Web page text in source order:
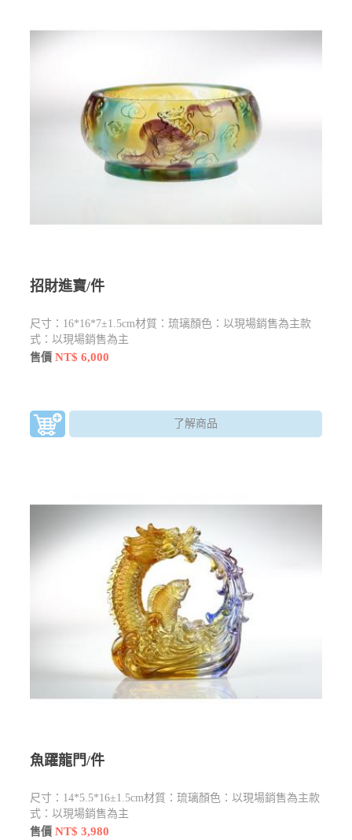
招財進寶/件
尺寸：16*16*7±1.5cm材質：琉璃顏色：以現場銷售為主款
式：以現場銷售為主
售價NT$ 6,000
了解商品
魚躍龍門/件
尺寸：14*5.5*16±1.5cm材質：琉璃顏色：以現場銷售為主款
式：以現場銷售為主
售價NT$ 3,980